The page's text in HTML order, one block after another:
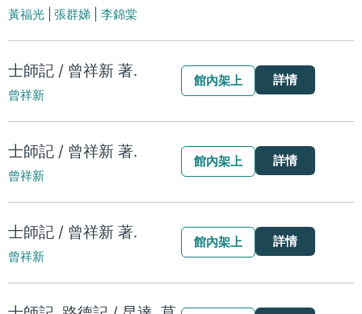
黃福光|張群娣 李錦棠
士師記 / 曾祥新 著.
曾祥新
館內架上 詳情
士師記 / 曾祥新 著.
曾祥新
館內架上 詳情
士師記 / 曾祥新 著.
曾祥新
館內架上 詳情